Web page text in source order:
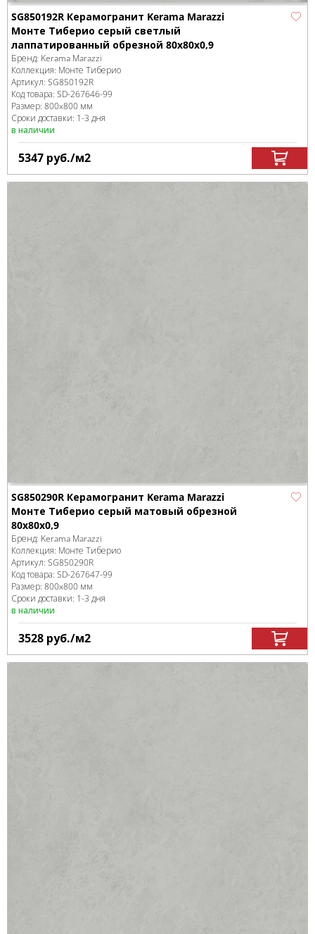
SG850192R Керамогранит Kerama Marazzi
Монте Тиберио серый светлый
лаппатированный обрезной 80x80x0,9
Бренд: Kerama Marazzi
Коллекция: Монте Тиберио
Артикул: SG850192R
Код товара: SD-267646-99
Размер: 800x800 мм
Сроки доставки: 1-3 дня
в наличии
5347 руб./м2
SG850290R Керамогранит Kerama Marazzi
Монте Тиберио серый матовый обрезной
80x80x0,9
Бренд: Kerama Marazzi
Коллекция: Монте Тиберио
Артикул: SG850290R
Код товара: SD-267647-99
Размер: 800x800 мм
Сроки доставки: 1-3 дня
в наличии
3528 руб./м2